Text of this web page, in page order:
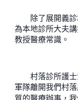
除了展開義診
為本地診所大夫
教授醫療常識。
村落診所護士
軍隊離開我們村